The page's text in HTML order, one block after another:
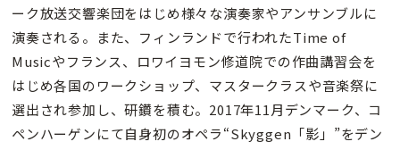
ーク放送交響楽団をはじめ様々な演奏家やアンサンブルに
演奏される。また、フィンランドで行われたTime of
Musicやフランス、ロワイヨモン修道院での作曲講習会を
はじめ各国のワークショップ、マスタークラスや音楽祭に
選出され参加し、研鑽を積む。2017年11月デンマーク、コ
ペンハーゲンにて自身初のオペラ“Skyggen「影」”をデン